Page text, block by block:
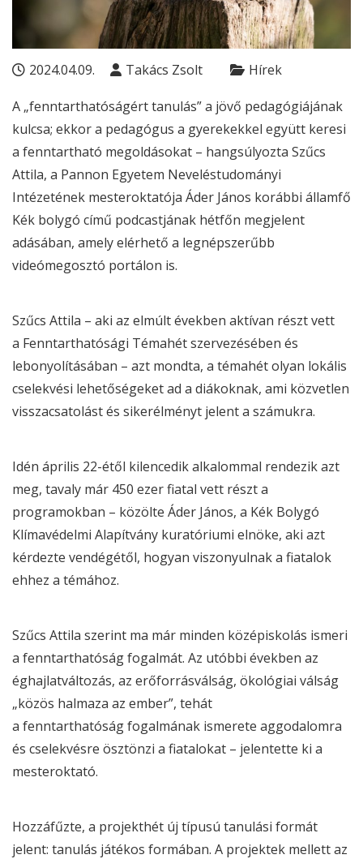
2024.04.09. Takács Zsolt Hírek
A „fenntarthatóságért tanulás” a jövő pedagógiájának
kulcsa; ekkor a pedagógus a gyerekekkel együtt keresi
a fenntartható megoldásokat – hangsúlyozta Szűcs
Attila, a Pannon Egyetem Neveléstudományi
Intézetének mesteroktatója Áder János korábbi államfő
Kék bolygó című podcastjának hétfőn megjelent
adásában, amely elérhető a legnépszerűbb
videómegosztó portálon is.
Szűcs Attila – aki az elmúlt években aktívan részt vett
a Fenntarthatósági Témahét szervezésében és
lebonyolításában – azt mondta, a témahét olyan lokális
cselekvési lehetőségeket ad a diákoknak, ami közvetlen
visszacsatolást és sikerélményt jelent a számukra.
Idén április 22-étől kilencedik alkalommal rendezik azt
meg, tavaly már 450 ezer fiatal vett részt a
programokban – közölte Áder János, a Kék Bolygó
Klímavédelmi Alapítvány kuratóriumi elnöke, aki azt
kérdezte vendégétől, hogyan viszonyulnak a fiatalok
ehhez a témához.
Szűcs Attila szerint ma már minden középiskolás ismeri
a fenntarthatóság fogalmát. Az utóbbi években az
éghajlatváltozás, az erőforrásválság, ökológiai válság
„közös halmaza az ember”, tehát
a fenntarthatóság fogalmának ismerete aggodalomra
és cselekvésre ösztönzi a fiatalokat – jelentette ki a
mesteroktató.
Hozzáfűzte, a projekthét új típusú tanulási formát
jelent: tanulás játékos formában. A projektek mellett az